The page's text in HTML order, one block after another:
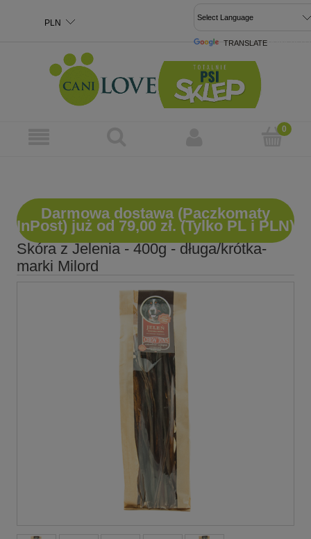
TRANSLATE
Darmowa dostawa (Paczkomaty
InPost) już od 79,00 zł. (Tylko PL i PLN)
Skóra z Jelenia - 400g - długa/krótka-
marki Milord